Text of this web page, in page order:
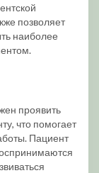
позволяет
наиболее
проявить
что помогает
Пациент